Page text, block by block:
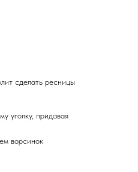
сделать ресницы
уголку, придавая
ворсинок